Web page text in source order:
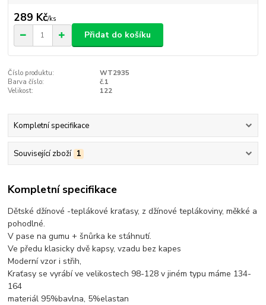
289 Kč/ks
Přidat do košíku
Číslo produktu:
WT2935
Barva číslo:
č.1
Velikost:
122
Kompletní specifikace
Související zboží 1
Kompletní specifikace
Dětské džínové -teplákové kraťasy, z džínové teplákoviny, měkké a
pohodlné.
V pase na gumu + šnůrka ke stáhnutí.
Ve předu klasicky dvě kapsy, vzadu bez kapes
Moderní vzor i střih,
Kraťasy se vyrábí ve velikostech 98-128 v jiném typu máme 134-
164
materiál 95%bavlna, 5%elastan